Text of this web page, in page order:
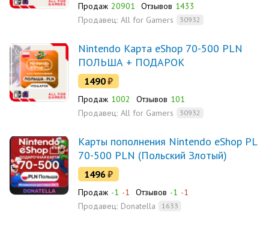
Продаж 20901 Отзывов 1433
Продавец: All for Gamers 30932
Nintendo Карта eShop 70-500 PLN
ПОЛЬША + ПОДАРОК
1490₽
Продаж 1002 Отзывов 101
Продавец: All for Gamers 30932
Карты пополнения Nintendo eShop PL
70-500 PLN (Польский Злотый)
1496₽
Продаж -1 -1 Отзывов -1 -1
Продавец: Donatella 1633